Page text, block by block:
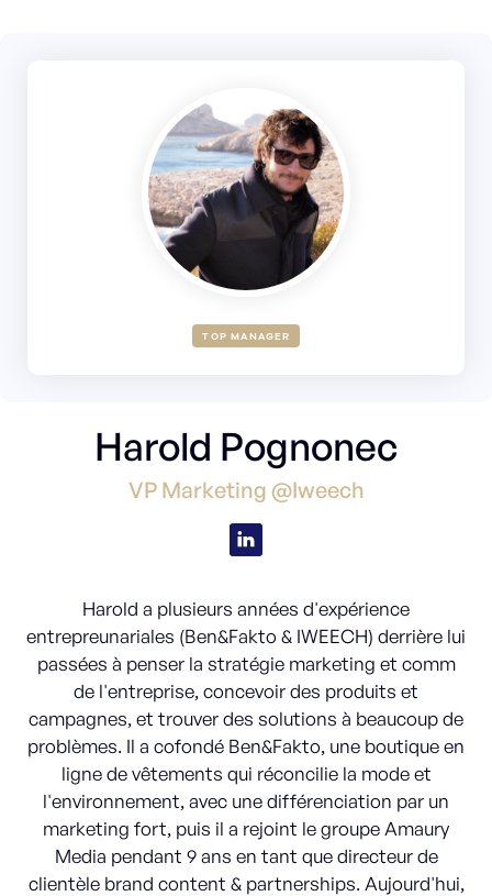
TOP MANAGER
Harold Pognonec
VP Marketing @Iweech
Harold a plusieurs années d'expérience
entrepreunariales (Ben&Fakto & IWEECH) derrière lui
passées à penser la stratégie marketing et comm
de l'entreprise, concevoir des produits et
campagnes, et trouver des solutions à beaucoup de
problèmes. Il a cofondé Ben&Fakto, une boutique en
ligne de vêtements qui réconcilie la mode et
l'environnement, avec une différenciation par un
marketing fort, puis il a rejoint le groupe Amaury
Media pendant 9 ans en tant que directeur de
clientèle brand content & partnerships. Aujourd'hui,